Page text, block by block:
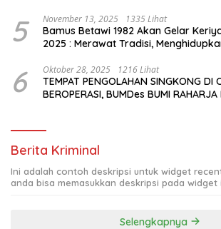
5 November 13, 2025 1335 Lihat
Bamus Betawi 1982 Akan Gelar
2025 : Merawat Tradisi,
6 Oktober 28, 2025 1216 Lihat
TEMPAT PENGOLAHAN SINGKONG DI
BEROPERASI, BUMDes BUMI
Berita Kriminal
Ini adalah contoh deskripsi untuk widget
anda bisa memasukkan deskripsi pada widget
Selengkapnya